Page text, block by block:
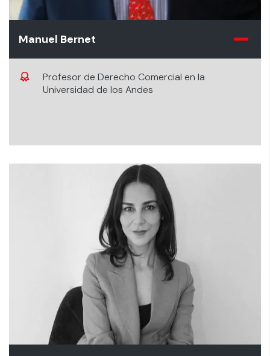
Manuel Bernet
Profesor de Derecho Comercial en la
Universidad de los Andes